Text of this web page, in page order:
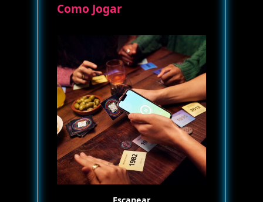
Como Jogar